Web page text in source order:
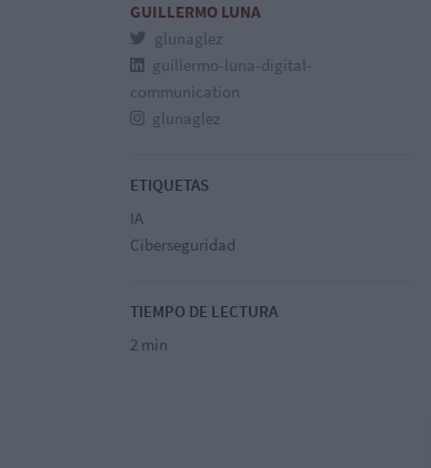
GUILLERMO LUNA
glunaglez
guillermo-luna-digital-
communication
glunaglez
ETIQUETAS
IA
Ciberseguridad
TIEMPO DE LECTURA
2 min